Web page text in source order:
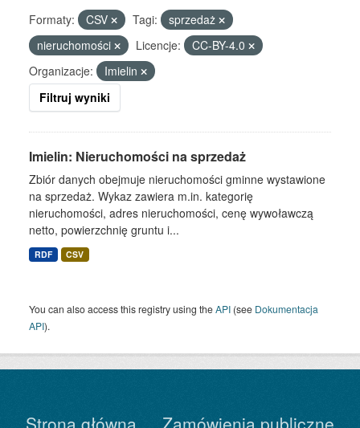
Formaty: CSV Tagi:
sprzedaż
nieruchomości
Licencje:
CC-BY-4.0
Organizacje:
Imielin
Filtruj wyniki
Imielin: Nieruchomości na sprzedaż
Zbiór danych obejmuje nieruchomości gminne wystawione
na sprzedaż. Wykaz zawiera m.in. kategorię
nieruchomości, adres nieruchomości, cenę wywoławczą
netto, powierzchnię gruntu i...
RDF CSV
You can also access this registry using theAPI (see Dokumentacja
API).
Strona główna Zamówienia publiczne